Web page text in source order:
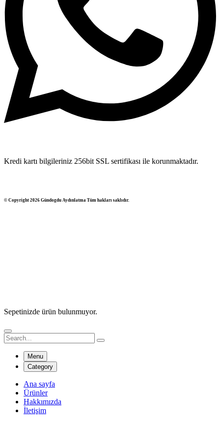
Kredi kartı bilgileriniz 256bit SSL sertifikası ile korunmaktadır.
© Copyright 2026 Gündogdu Aydınlatma Tüm hakları saklıdır.
Sepetinizde ürün bulunmuyor.
Menu
Category
Ana sayfa
Ürünler
Hakkımızda
İletişim